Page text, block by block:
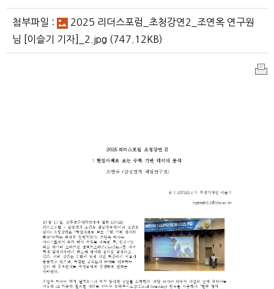
첨부파일 :
2025 리더스포럼_초청강연2_조연옥 연구원
님 [이슬기 기자]_2.jpg (747.12KB)